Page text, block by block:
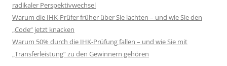
radikaler Perspektivwechsel
Warum die IHK-Prüfer früher über Sie lachten – und wie Sie den
„Code“ jetzt knacken
Warum 50% durch die IHK-Prüfung fallen – und wie Sie mit
„Transferleistung“ zu den Gewinnern gehören